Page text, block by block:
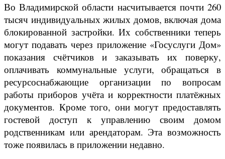
Во Владимирской области насчитывается почти 260
тысяч индивидуальных жилых домов, включая дома
блокированной застройки. Их собственники теперь
могут подавать через приложение «Госуслуги Дом»
показания счётчиков и заказывать их поверку,
оплачивать коммунальные услуги, обращаться в
ресурсоснабжающие организации по вопросам
работы приборов учёта и корректности платёжных
документов. Кроме того, они могут предоставлять
гостевой доступ к управлению своим домом
родственникам или арендаторам. Эта возможность
тоже появилась в приложении недавно.